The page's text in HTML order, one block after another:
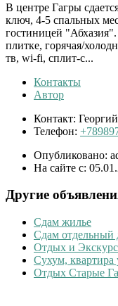
В центре Гагры
ключ, 4-5 спальных
гостиницей
плитке, горячая/
тв, wi-fi, сплит-с...
Контакты
Автор
Контакт: Георгий
Телефон:
Опубликовано:
На сайте с:
Другие
Сдам жилье
Сдам отдельный
Отдых и
Сухум,
Отдых Старые